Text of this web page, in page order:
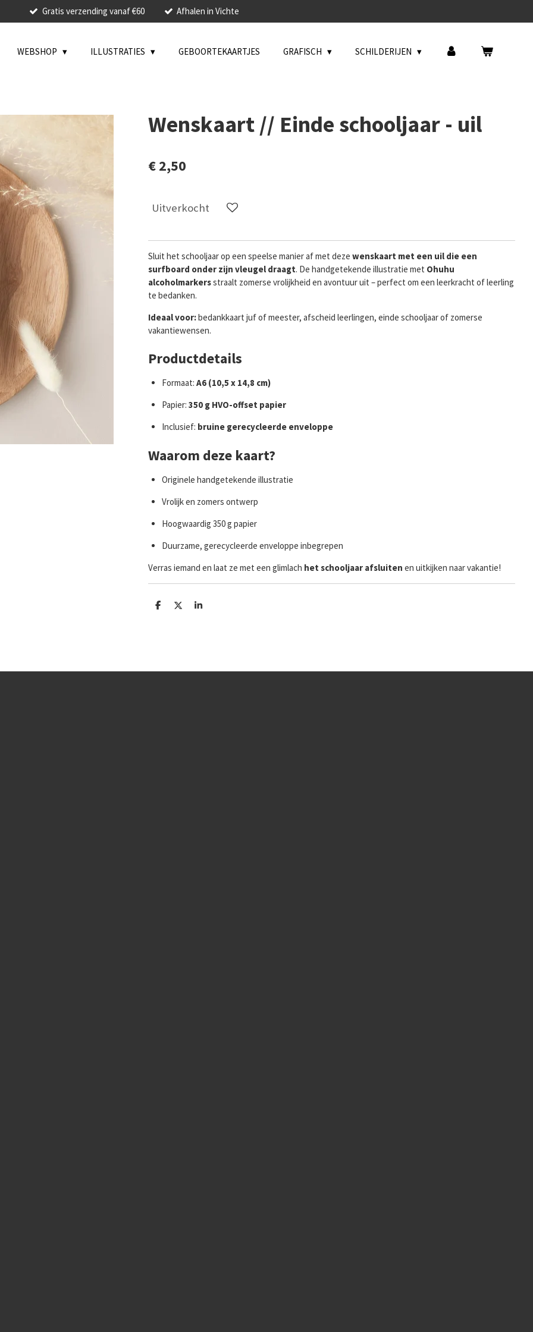
Gratis verzending vanaf €60 Afhalen in Vichte
WEBSHOP ILLUSTRATIES GEBOORTEKAARTJES GRAFISCH SCHILDERIJEN
Wenskaart // Einde schooljaar - uil
€ 2,50
Uitverkocht
Sluit het schooljaar op een speelse manier af met deze wenskaart met een uil die een
surfboard onder zijn vleugel draagt. De handgetekende illustratie met Ohuhu
alcoholmarkersstraalt zomerse vrolijkheid en avontuur uit – perfect om een leerkracht of leerling
te bedanken.
Ideaal voor:bedankkaart juf of meester, afscheid leerlingen, einde schooljaar of zomerse
vakantiewensen.
Productdetails
Formaat: A6 (10,5 x 14,8 cm)
Papier: 350 g HVO-offset papier
Inclusief: bruine gerecycleerde enveloppe
Waarom deze kaart?
Originele handgetekende illustratie
Vrolijk en zomers ontwerp
Hoogwaardig 350 g papier
Duurzame, gerecycleerde enveloppe inbegrepen
Verras iemand en laat ze met een glimlach het schooljaar afsluiten en uitkijken naar vakantie!
D
D
S